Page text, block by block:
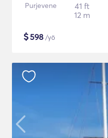
Purjevene
41 ft
12 m
$598 /yö